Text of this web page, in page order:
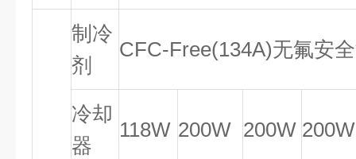
制冷
剂
CFC-Free(134A)无氟安
冷却
器
118W 200W 200W 200W